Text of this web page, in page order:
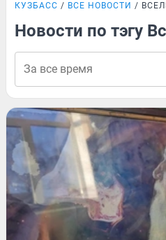
КУЗБАСС ВСЕ НОВОСТИ
Новости по тэгу